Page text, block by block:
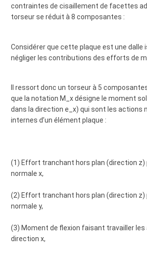
contraintes de cisaillement de facettes
torseur se réduit à 8 composantes :
Considérer que cette plaque est une dalle
négliger les contributions des efforts de
Il ressort donc un torseur à 5
que la notation M_x désigne le moment
dans la direction e_x) qui sont les actions
internes d’un élément plaque :
(1) Effort tranchant hors plan (direction z)
normale x,
(2) Effort tranchant hors plan (direction z)
normale y,
(3) Moment de flexion faisant travailler les
direction x,